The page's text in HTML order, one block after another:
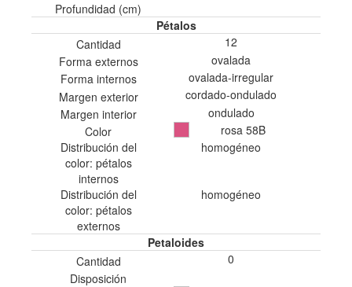
Profundidad (cm)
Pétalos
Cantidad
12
Forma externos
ovalada
Forma internos
ovalada-irregular
Margen exterior
cordado-ondulado
Margen interior
ondulado
Color
rosa 58B
Distribución del
color: pétalos
internos
homogéneo
Distribución del
color: pétalos
externos
homogéneo
Petaloides
Cantidad
0
Disposición